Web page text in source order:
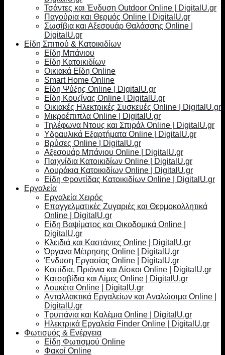
Τσάντες και Ένδυση Outdoor Online | DigitalU.gr
Παγούρια και Θερμός Online | DigitalU.gr
Σωσίβια και Αξεσουάρ Θαλάσσης Online |
DigitalU.gr
Είδη Σπιτιού & Κατοικιδίων
Είδη Μπάνιου
Είδη Κατοικιδίων
Οικιακά Είδη Online
Smart Home Online
Είδη Ψύξης Online | DigitalU.gr
Είδη Κουζίνας Online | DigitalU.gr
Οικιακές Ηλεκτρικές Συσκευές Online | DigitalU.gr
Μικροέπιπλα Online | DigitalU.gr
Τηλέφωνα Ντους και Σπιράλ Online | DigitalU.gr
Υδραυλικά Εξαρτήματα Online | DigitalU.gr
Βρύσες Online | DigitalU.gr
Αξεσουάρ Μπάνιου Online | DigitalU.gr
Παιχνίδια Κατοικιδίων Online | DigitalU.gr
Λουράκια Κατοικιδίων Online | DigitalU.gr
Είδη Φροντίδας Κατοικιδίων Online | DigitalU.gr
Εργαλεία
Εργαλεία Χειρός
Επαγγελματικές Ζυγαριές και Θερμοκολλητικά
Online | DigitalU.gr
Είδη Βαψίματος και Οικοδομικά Online |
DigitalU.gr
Κλειδιά και Καστάνιες Online | DigitalU.gr
Όργανα Μέτρησης Online | DigitalU.gr
Ένδυση Εργασίας Online | DigitalU.gr
Κοπίδια, Πριόνια και Δίσκοι Online | DigitalU.gr
Κατσαβίδια και Λίμες Online | DigitalU.gr
Λουκέτα Online | DigitalU.gr
Ανταλλακτικά Εργαλείων και Αναλώσιμα Online |
DigitalU.gr
Τρυπάνια και Καλέμια Online | DigitalU.gr
Ηλεκτρικά Εργαλεία Finder Online | DigitalU.gr
Φωτισμός & Ενέργεια
Είδη Φωτισμού Online
Φακοί Online